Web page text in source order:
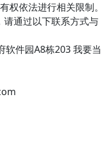
权依法进行相关限制。
请通过以下联系方式与
软件园A8栋203 我要当